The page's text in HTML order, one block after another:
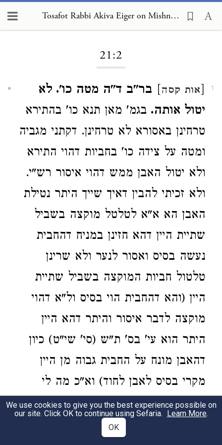
Tosafot Rabbi Akiva Eiger on Mishnah Shabbat 21:2
21:2
1
[אות קסה] בר"ב ד"ה מטה כו'. לא
יטול אותה. בגמ' מאן תנא כו' בהתירא
טרחינן באסורא לא טרחינן. דקתני מגביה
ומטה על צידה כו' בחביות דהוי התירא
ולא יטול האבן ממש דהוי איסור רש"י.
ולא זכיתי להבין דאיך שייך היתר נטילת
האבן הא א"א לטלטל מוקצה בשביל
שתיית היין דהא חזינן במניח דהחבית
נעשה בסיס ואסור לנער ולא שרינן
טלטול חביות המוקצה בשביל שתיית
היין (והא דהחבית הוי בסיס ול"א דהוי
מוקצה לדבר איסור והיתר דהא היין
היתר הוא עי' בס' ת"ש (סי' שי"ט) כיון
דהאבן מונח על החבית גבוה מן היין
מקרי בסיס לאבן לחוד) וא"כ מה לי
טלטול אבן דלשתרי מטלטול חבית
דאסורה. והאי דנוטל את הפסולת. צ"ל
We use cookies to give you the best experience possible on
our site. Click OK to continue using Sefaria. Learn More.
OK